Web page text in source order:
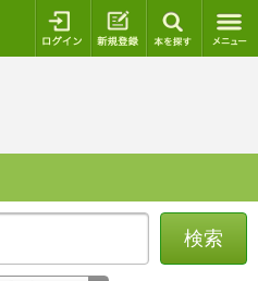
ログイン 新規登録
検索